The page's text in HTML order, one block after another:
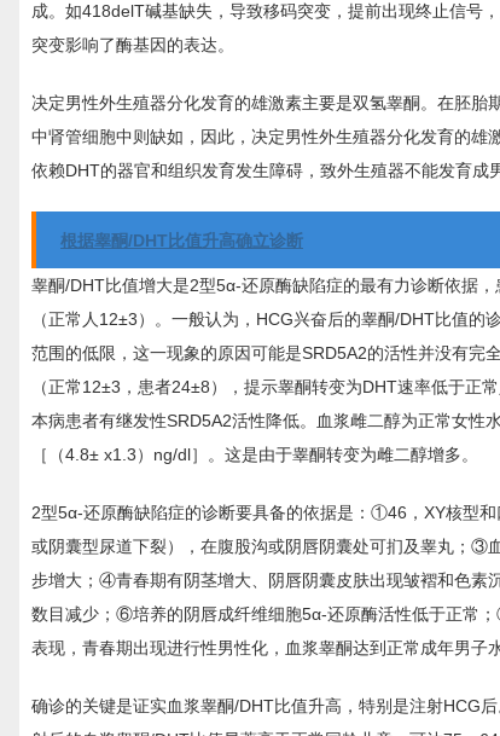
成。如418delT碱基缺失，导致移码突变，提前出现终止信号
突变影响了酶基因的表达。
决定男性外生殖器分化发育的雄激素主要是双氢睾酮。在胚
中肾管细胞中则缺如，因此，决定男性外生殖器分化发育的
依赖DHT的器官和组织发育发生障碍，致外生殖器不能发育成
根据睾酮/DHT比值升高确立诊断
睾酮/DHT比值增大是2型5α-还原酶缺陷症的最有力诊断依据
（正常人12±3）。一般认为，HCG兴奋后的睾酮/DHT比值
范围的低限，这一现象的原因可能是SRD5A2的活性并没有完
（正常12±3，患者24±8），提示睾酮转变为DHT速率低于
本病患者有继发性SRD5A2活性降低。血浆雌二醇为正常女
［（4.8± x1.3）ng/dl］。这是由于睾酮转变为雌二醇增多。
2型5α-还原酶缺陷症的诊断要具备的依据是：①46，XY核型
或阴囊型尿道下裂），在腹股沟或阴唇阴囊处可扪及睾丸；③
步增大；④青春期有阴茎增大、阴唇阴囊皮肤出现皱褶和色
数目减少；⑥培养的阴唇成纤维细胞5α-还原酶活性低于正常
表现，青春期出现进行性男性化，血浆睾酮达到正常成年男子
确诊的关键是证实血浆睾酮/DHT比值升高，特别是注射HCG